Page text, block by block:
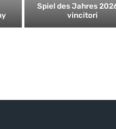
Spiel des Jahres
vincitori